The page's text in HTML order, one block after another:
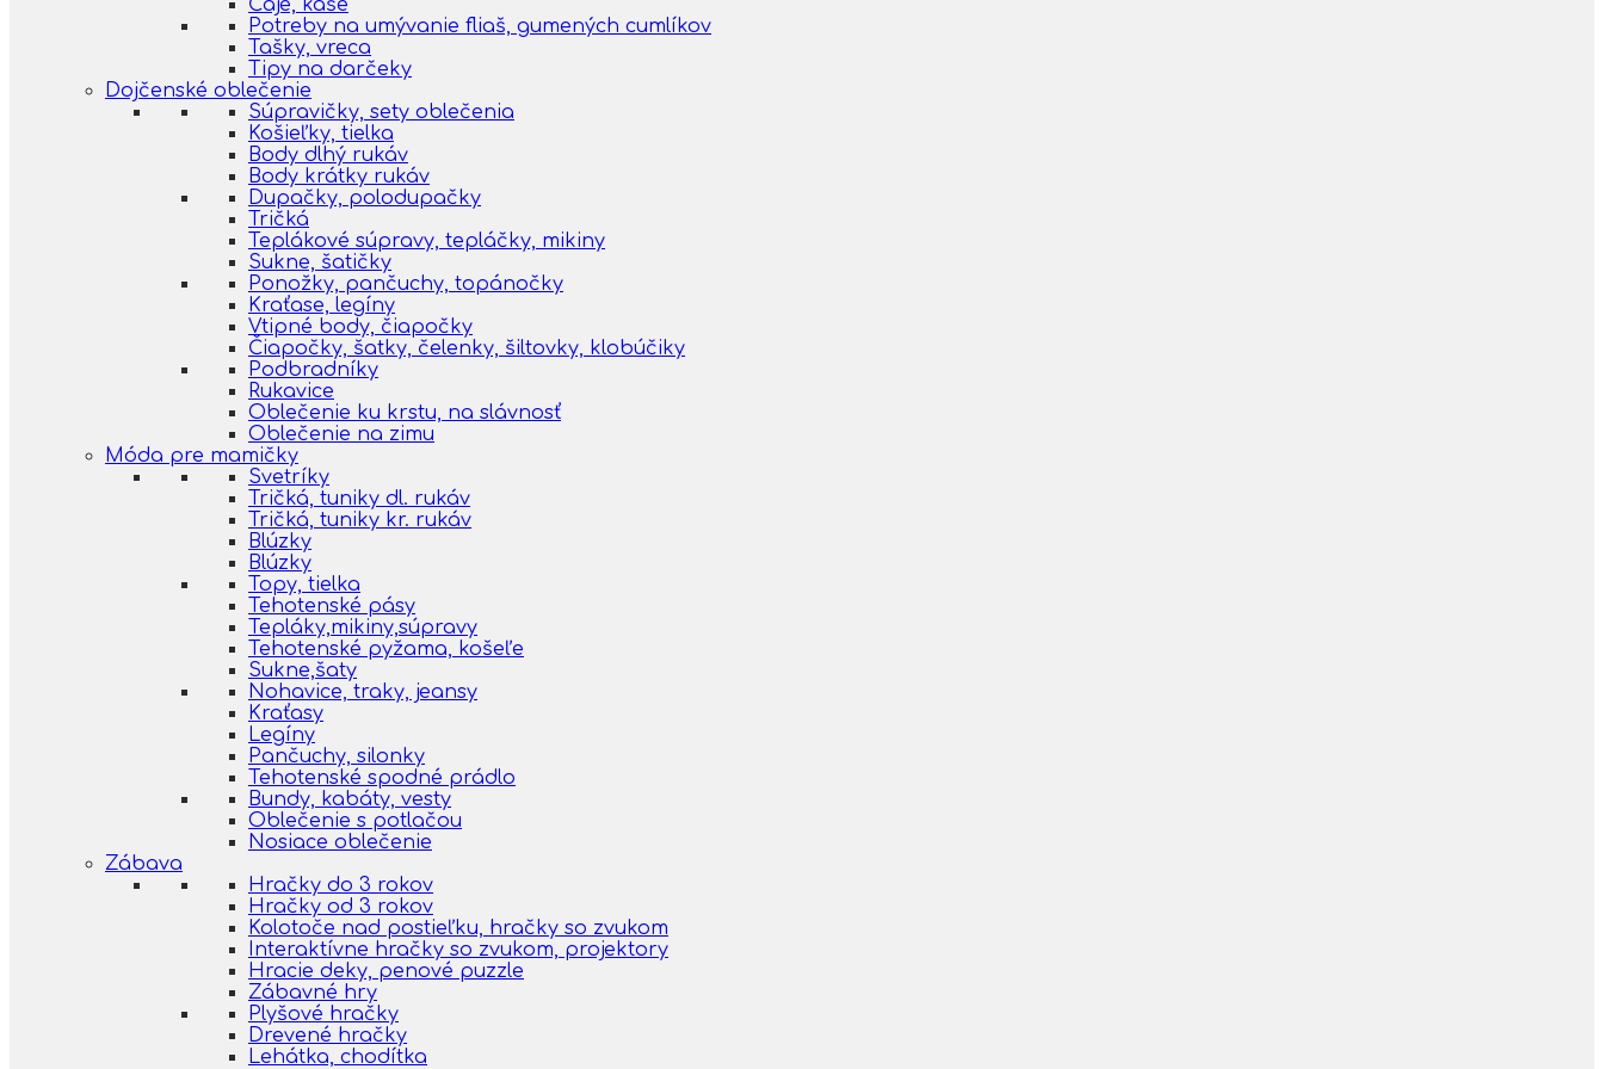
Čaje, kaše
Potreby na umývanie fliaš, gumených cumlíkov
Tašky, vreca
Tipy na darčeky
Dojčenské oblečenie
Súpravičky, sety oblečenia
Košieľky, tielka
Body dlhý rukáv
Body krátky rukáv
Dupačky, polodupačky
Tričká
Teplákové súpravy, tepláčky, mikiny
Sukne, šatičky
Ponožky, pančuchy, topánočky
Kraťase, legíny
Vtipné body, čiapočky
Čiapočky, šatky, čelenky, šiltovky, klobúčiky
Podbradníky
Rukavice
Oblečenie ku krstu, na slávnosť
Oblečenie na zimu
Móda pre mamičky
Svetríky
Tričká, tuniky dl. rukáv
Tričká, tuniky kr. rukáv
Blúzky
Blúzky
Topy, tielka
Tehotenské pásy
Tepláky,mikiny,súpravy
Tehotenské pyžama, košeľe
Sukne,šaty
Nohavice, traky, jeansy
Kraťasy
Legíny
Pančuchy, silonky
Tehotenské spodné prádlo
Bundy, kabáty, vesty
Oblečenie s potlačou
Nosiace oblečenie
Zábava
Hračky do 3 rokov
Hračky od 3 rokov
Kolotoče nad postieľku, hračky so zvukom
Interaktívne hračky so zvukom, projektory
Hracie deky, penové puzzle
Zábavné hry
Plyšové hračky
Drevené hračky
Lehátka, chodítka